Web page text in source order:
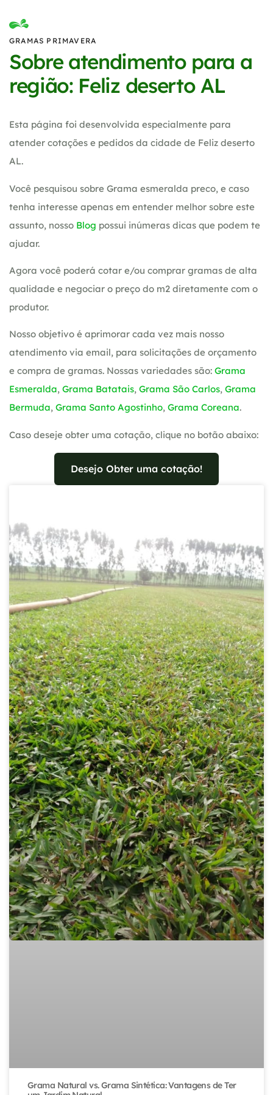
GRAMAS PRIMAVERA
Sobre atendimento para a
região: Feliz deserto AL
Esta página foi desenvolvida especialmente para
atender cotações e pedidos da cidade de Feliz deserto
AL.
Você pesquisou sobre Grama esmeralda preco, e caso
tenha interesse apenas em entender melhor sobre este
assunto, nosso Blog possui inúmeras dicas que podem te
ajudar.
Agora você poderá cotar e/ou comprar gramas de alta
qualidade e negociar o preço do m2 diretamente com o
produtor.
Nosso objetivo é aprimorar cada vez mais nosso
atendimento via email, para solicitações de orçamento
e compra de gramas. Nossas variedades são: Grama
Esmeralda, Grama Batatais, Grama São Carlos, Grama
Bermuda, Grama Santo Agostinho, Grama Coreana.
Caso deseje obter uma cotação, clique no botão abaixo:
Desejo Obter uma cotação!
Grama Natural vs. Grama Sintética: Vantagens de Ter